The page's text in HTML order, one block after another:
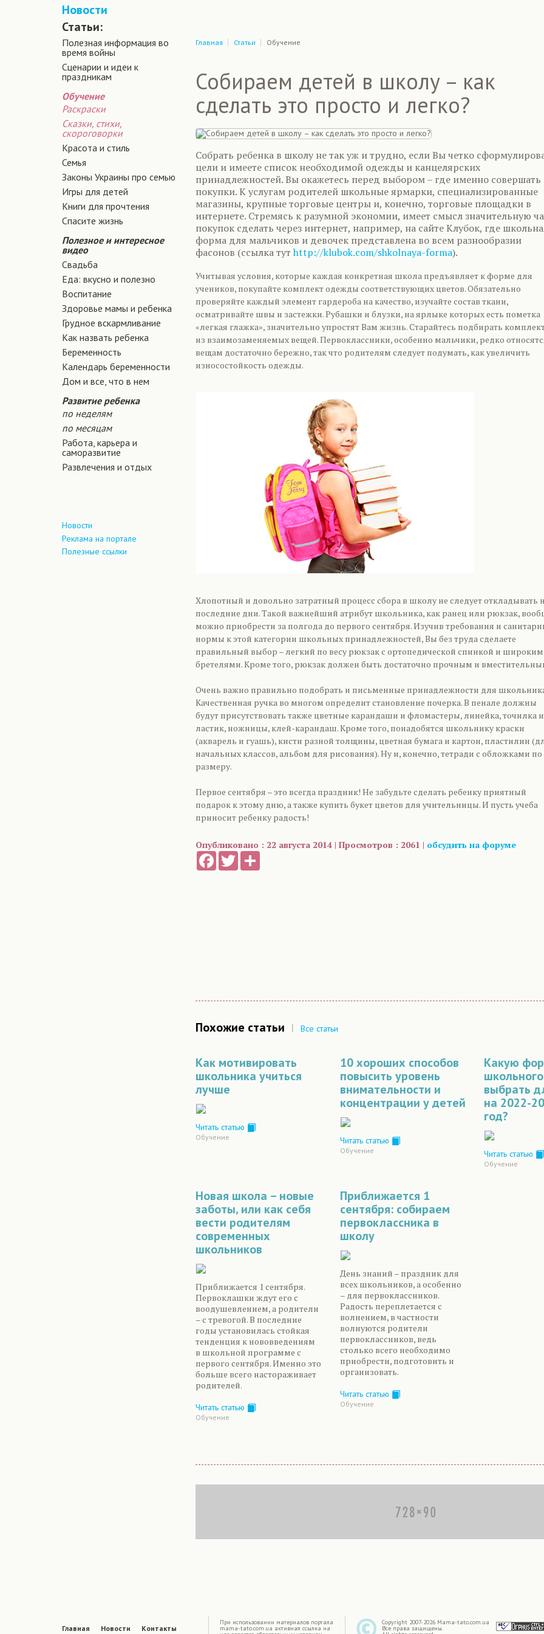
Новости
Статьи:
Полезная информация во
время войны
Сценарии и идеи к
праздникам
Обучение
Раскраски
Сказки, стихи,
скороговорки
Красота и стиль
Семья
Законы Украины про семью
Игры для детей
Книги для прочтения
Спасите жизнь
Полезное и интересное
видео
Свадьба
Еда: вкусно и полезно
Воспитание
Здоровье мамы и ребенка
Грудное вскармливание
Как назвать ребенка
Беременность
Календарь беременности
Дом и все, что в нем
Развитие ребенка
по неделям
по месяцам
Работа, карьера и
саморазвитие
Развлечения и отдых
Новости
Реклама на портале
Полезные ссылки
Главная Статьи Обучение
Собираем детей в школу – как
сделать это просто и легко?
Собрать ребенка в школу не так уж и трудно, если Вы четко
цели и имеете список необходимой одежды и канцелярских
принадлежностей. Вы окажетесь перед выбором – где именно совершать
покупки. К услугам родителей школьные ярмарки, специализированные
магазины, крупные торговые центры и, конечно, торговые площадки в
интернете. Стремясь к разумной экономии, имеет смысл значительную
покупок сделать через интернет, например, на сайте Клубок, где
форма для мальчиков и девочек представлена во всем разнообразии
фасонов (ссылка тутhttp://klubok.com/shkolnaya-forma).
Учитывая условия, которые каждая конкретная школа предъявляет к форме для
учеников, покупайте комплект одежды соответствующих цветов. Обязательно
проверяйте каждый элемент гардероба на качество, изучайте состав ткани,
осматривайте швы и застежки. Рубашки и блузки, на ярлыке которых есть пометка
«легкая глажка», значительно упростят Вам жизнь. Старайтесь подбирать
из взаимозаменяемых вещей. Первоклассники, особенно мальчики, редко
вещам достаточно бережно, так что родителям следует подумать, как увеличить
износостойкость одежды.
Хлопотный и довольно затратный процесс сбора в школу не следует откладывать
последние дни. Такой важнейший атрибут школьника, как ранец или рюкзак,
можно приобрести за полгода до первого сентября. Изучив требования и
нормы к этой категории школьных принадлежностей, Вы без труда сделаете
правильный выбор – легкий по весу рюкзак с ортопедической спинкой и
бретелями. Кроме того, рюкзак должен быть достаточно прочным и
Очень важно правильно подобрать и письменные принадлежности для
Качественная ручка во многом определит становление почерка. В пенале должны
будут присутствовать также цветные карандаши и фломастеры, линейка, точилка и
ластик, ножницы, клей-карандаш. Кроме того, понадобятся школьнику краски
(акварель и гуашь), кисти разной толщины, цветная бумага и картон, пластилин
начальных классов, альбом для рисования). Ну и, конечно, тетради с обложками по
размеру.
Первое сентября – это всегда праздник! Не забудьте сделать ребенку приятный
подарок к этому дню, а также купить букет цветов для учительницы. И пусть учеба
приносит ребенку радость!
Опубликовано : 22 августа 2014 | Просмотров : 2061 | обсудить на форуме
FacebookTwitter
Похожие статьи | Все статьи
Как мотивировать
школьника учиться
лучше
Читать статью
Обучение
10 хороших способов
повысить уровень
внимательности и
концентрации у детей
Читать статью
Обучение
Какую
выбрать
на 2022-
год?
Читать статью
Обучение
Новая школа – новые
заботы, или как себя
вести родителям
современных
школьников
Приближается 1 сентября.
Первоклашки ждут его с
воодушевлением, а родители
– с тревогой. В последние
годы установилась стойкая
тенденция к нововведениям
в школьной программе с
первого сентября. Именно это
больше всего настораживает
родителей.
Читать статью
Обучение
Приближается 1
сентября: собираем
первоклассника в
школу
День знаний – праздник для
всех школьников, а особенно
– для первоклассников.
Радость переплетается с
волнением, в частности
волнуются родители
первоклассников, ведь
столько всего необходимо
приобрести, подготовить и
организовать.
Читать статью
Обучение
Главная Новости Контакты
При использовании материалов портала
mama-tato.com.ua активная ссылка на
Copyright 2007-2026 Mama-tato.com.ua
Все права защищены.